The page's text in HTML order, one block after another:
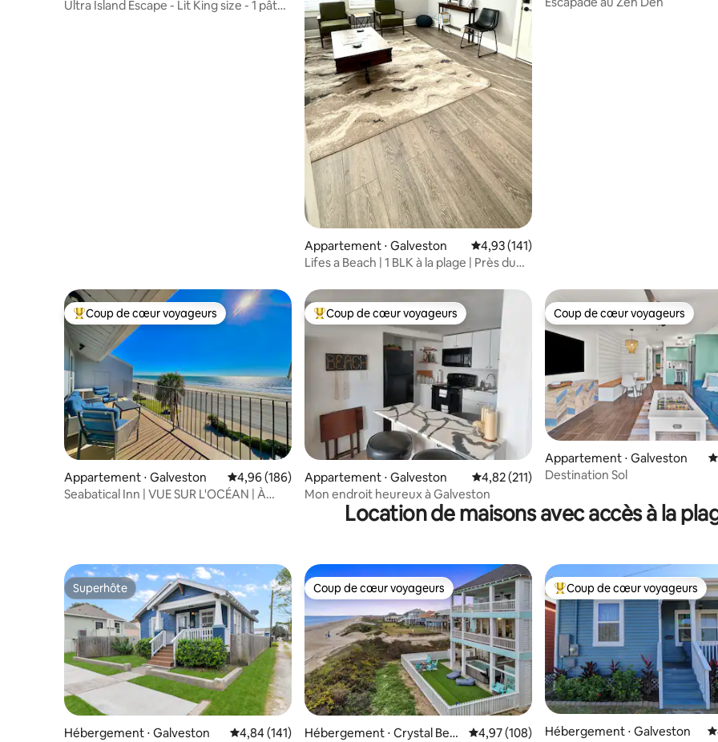
Ultra Island Escape - Lit King size - 1 pâté
Appartement ⋅ Galveston Évaluation moyenne sur la base de 141
4,93 (141)
Lifes a Beach | 1 BLK à la plage | Près du
Coups de cœur voyageurs les plus appréciés
Coup de cœur voyageurs
Appartement ⋅ Galveston Évaluation moyenne sur la base de 186 commentaires : 4,96 sur 5
4,96 (186)
Seabatical Inn | VUE SUR L'OCÉAN | À
Coups de cœur voyageurs les plus appréciés
Coup de cœur voyageurs
Appartement ⋅ Galveston Évaluation moyenne sur la base de 211
4,82 (211)
Mon endroit heureux à Galveston
Coup de cœur voyageurs
Coup de cœur voyageurs
Appartement ⋅ Galveston
Destination Sol
Location de maisons avec accès à la
Superhôte
Superhôte
Hébergement ⋅ Galveston Évaluation moyenne sur la base de 141 commentaires : 4,84 sur 5
4,84 (141)
Coup de cœur voyageurs
Coup de cœur voyageurs
Hébergement ⋅ Crystal Beac
Évaluation moyenne sur la base de 108
4,97 (108)
Coups de cœur voyageurs les
Coup de cœur voyageurs
Hébergement ⋅ Galveston